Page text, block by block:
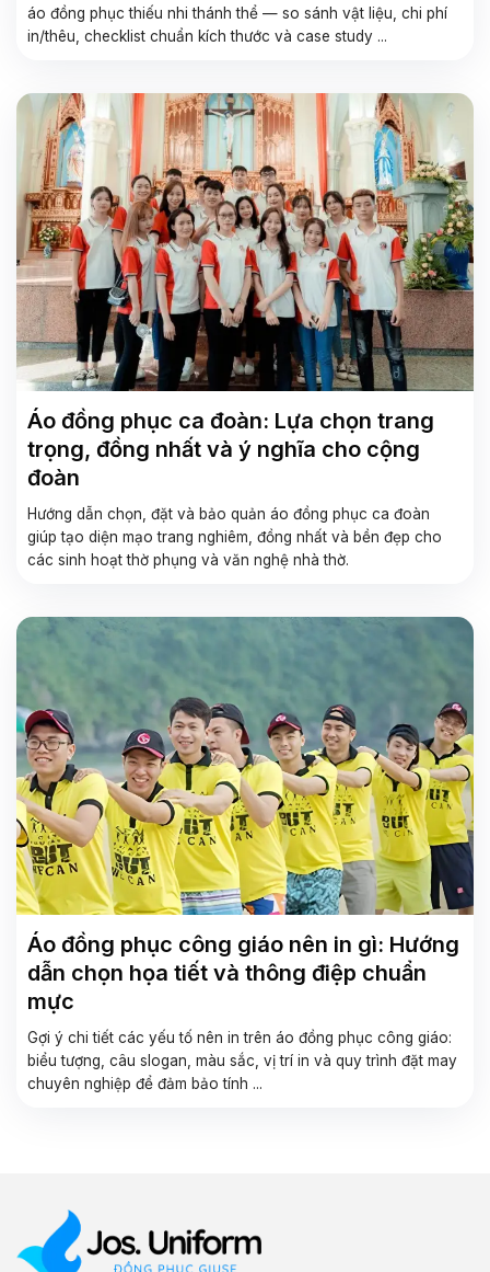
áo đồng phục thiếu nhi thánh thể — so sánh vật liệu, chi phí
in/thêu, checklist chuẩn kích thước và case study ...
Áo đồng phục ca đoàn: Lựa chọn trang
trọng, đồng nhất và ý nghĩa cho cộng
đoàn
Hướng dẫn chọn, đặt và bảo quản áo đồng phục ca đoàn
giúp tạo diện mạo trang nghiêm, đồng nhất và bền đẹp cho
các sinh hoạt thờ phụng và văn nghệ nhà thờ.
Áo đồng phục công giáo nên in gì: Hướng
dẫn chọn họa tiết và thông điệp chuẩn
mực
Gợi ý chi tiết các yếu tố nên in trên áo đồng phục công giáo:
biểu tượng, câu slogan, màu sắc, vị trí in và quy trình đặt may
chuyên nghiệp để đảm bảo tính ...